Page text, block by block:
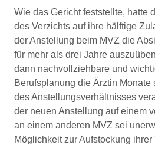
Wie das Gericht feststellte, hatte
des Verzichts auf ihre hälftige
der Anstellung beim MVZ die
für mehr als drei Jahre
dann nachvollziehbare und
Berufsplanung die Ärztin Monate
des Anstellungsverhältnisses
der neuen Anstellung auf einem
an einem anderen MVZ sei
Möglichkeit zur Aufstockung